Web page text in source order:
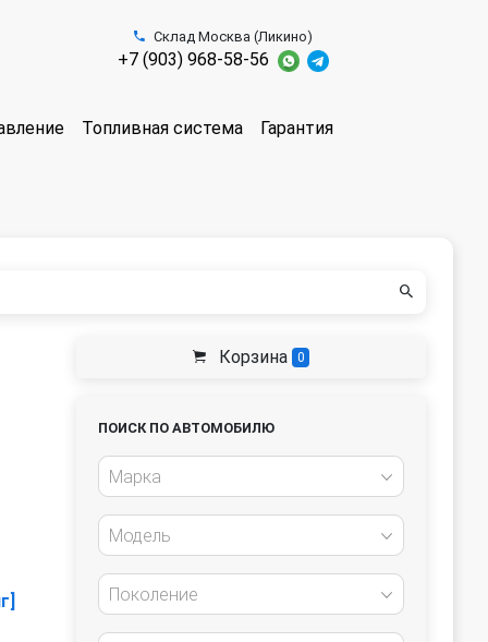
Склад Москва (Ликино)
+7 (903) 968-58-56
Топливная система Гарантия
Корзина 0
ПОИСК ПО АВТОМОБИЛЮ
Марка
Модель
Поколение